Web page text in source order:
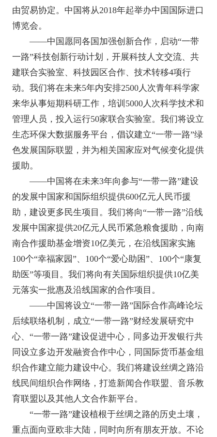
由贸易协定。中国将从2018年起举办中国国际进口
博览会。
——中国愿同各国加强创新合作，启动“一带
一路”科技创新行动计划，开展科技人文交流、共
建联合实验室、科技园区合作、技术转移4项行
动。我们将在未来5年内安排2500人次青年科学家
来华从事短期科研工作，培训5000人次科学技术和
管理人员，投入运行50家联合实验室。我们将设立
生态环保大数据服务平台，倡议建立“一带一路”绿
色发展国际联盟，并为相关国家应对气候变化提供
援助。
——中国将在未来3年向参与“一带一路”建设
的发展中国家和国际组织提供600亿元人民币援
助，建设更多民生项目。我们将向“一带一路”沿线
发展中国家提供20亿元人民币紧急粮食援助，向南
南合作援助基金增资10亿美元，在沿线国家实施
100个“幸福家园”、100个“爱心助困”、100个“康复
助医”等项目。我们将向有关国际组织提供10亿美
元落实一批惠及沿线国家的合作项目。
——中国将设立“一带一路”国际合作高峰论坛
后续联络机制，成立“一带一路”财经发展研究中
心、“一带一路”建设促进中心，同多边开发银行共
同设立多边开发融资合作中心，同国际货币基金组
织合作建立能力建设中心。我们将建设丝绸之路沿
线民间组织合作网络，打造新闻合作联盟、音乐教
育联盟以及其他人文合作新平台。
“一带一路”建设植根于丝绸之路的历史土壤，
重点面向亚欧非大陆，同时向所有朋友开放。不论